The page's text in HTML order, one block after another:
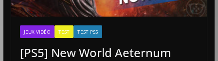
JEUX VIDÉO TEST TEST PS5
[PS5] New World Aeternum